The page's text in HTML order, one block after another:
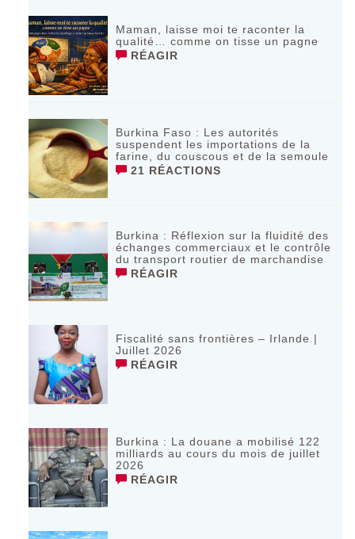
Maman, laisse moi te raconter la
qualité… comme on tisse un pagne
RÉAGIR
Burkina Faso : Les autorités
suspendent les importations de la
farine, du couscous et de la semoule
21 RÉACTIONS
Burkina : Réflexion sur la fluidité des
échanges commerciaux et le contrôle
du transport routier de marchandise
RÉAGIR
Fiscalité sans frontières – Irlande |
Juillet 2026
RÉAGIR
‎Burkina : La douane a mobilisé 122
milliards au cours du mois de juillet
2026 ‎
RÉAGIR